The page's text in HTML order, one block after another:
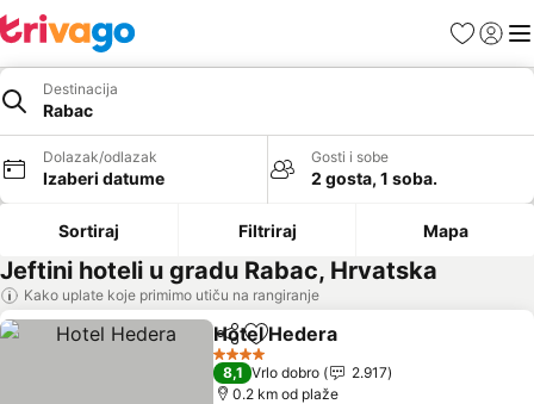
FavoritiPrijavi
Destinacija
Rabac
Dolazak/odlazak
Izaberi datume
Gosti i sobe
2 gosta, 1 soba.
Sortiraj Filtriraj Mapa
Jeftini hoteli u gradu Rabac, Hrvatska
Kako uplate koje primimo utiču na rangiranje
Deli Dodati u favorite
Hotel Hedera
4 Zvezdice
8,1 Vrlo dobro
2.917
0.2 km od plaže